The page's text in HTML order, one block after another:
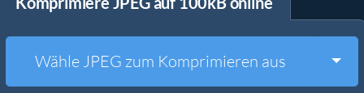
Entpacken
Weitere Tools
Wähle JPEG zum Komprimieren aus